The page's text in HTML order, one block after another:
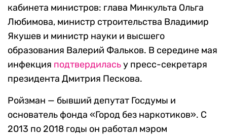
кабинета министров: глава Минкульта Ольга
Любимова, министр строительства Владимир
Якушев и министр науки и высшего
образования Валерий Фальков. В середине мая
инфекция подтвердиласьу пресс-секретаря
президента Дмитрия Пескова.
Ройзман — бывший депутат Госдумы и
основатель фонда «Город без наркотиков». С
2013 по 2018 годы он работал мэром